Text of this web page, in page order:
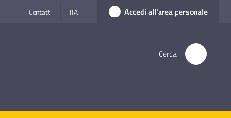
Contatti ITA Accedi all'area personale
Cerca